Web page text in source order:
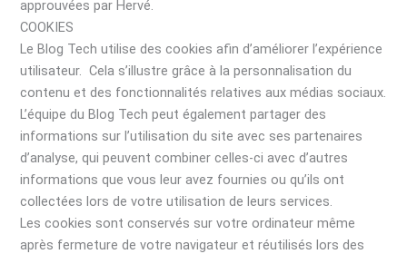
approuvées par Hervé.
COOKIES
Le Blog Tech utilise des cookies afin d’améliorer l’expérience
utilisateur. Cela s’illustre grâce à la personnalisation du
contenu et des fonctionnalités relatives aux médias sociaux.
L’équipe du Blog Tech peut également partager des
informations sur l’utilisation du site avec ses partenaires
d’analyse, qui peuvent combiner celles-ci avec d’autres
informations que vous leur avez fournies ou qu’ils ont
collectées lors de votre utilisation de leurs services.
Les cookies sont conservés sur votre ordinateur même
après fermeture de votre navigateur et réutilisés lors des